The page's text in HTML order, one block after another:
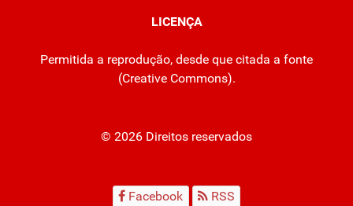
LICENÇA
Permitida a reprodução, desde que citada a fonte
(Creative Commons).
© 2026 Direitos reservados
Facebook RSS